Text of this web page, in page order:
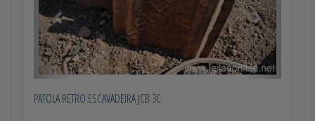
PATOLA RETRO ESCAVADEIRA JCB 3C